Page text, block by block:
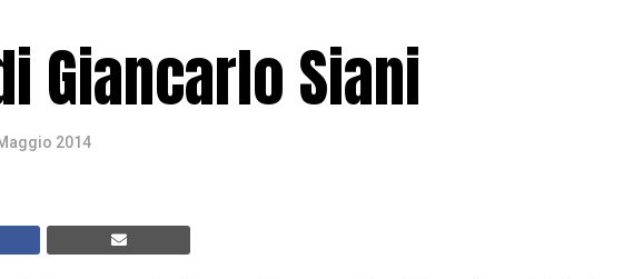
Giancarlo Siani
2014